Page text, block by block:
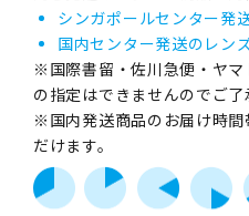
シンガポールセンター発
国内センター発送のレン
※国際書留・佐川急便・ヤ
の指定はできませんのでご了
※国内発送商品のお届け時
だけます。